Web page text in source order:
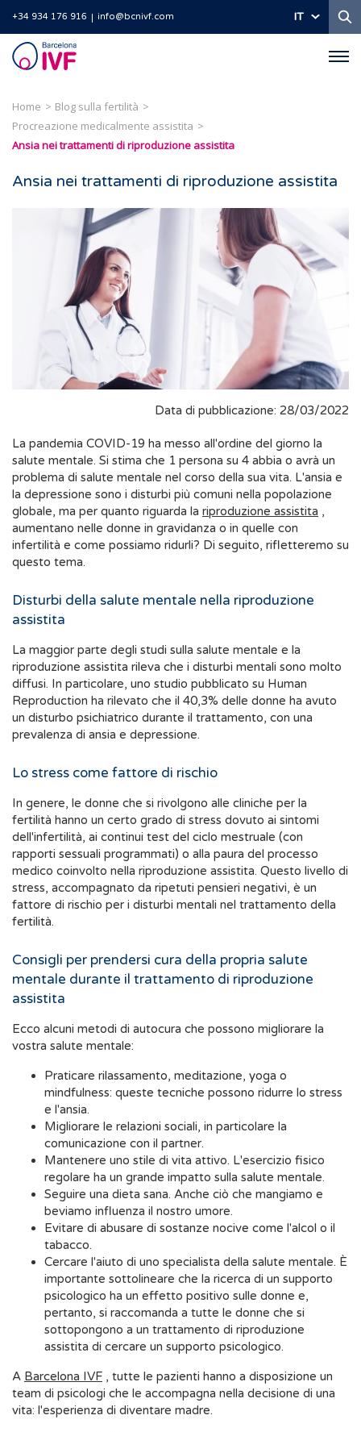
+34 934 176 916 info@bcnivf.com IT
Barcelona
IVF
Home
Blog sulla fertilità
Procreazione medicalmente assistita
Ansia nei trattamenti di riproduzione assistita
Ansia nei trattamenti di riproduzione assistita
Data di pubblicazione: 28/03/2022
La pandemia COVID-19 ha messo all'ordine del giorno la
salute mentale. Si stima che 1 persona su 4 abbia o avrà un
problema di salute mentale nel corso della sua vita. L'ansia e
la depressione sono i disturbi più comuni nella popolazione
globale, ma per quanto riguarda la riproduzione assistita ,
aumentano nelle donne in gravidanza o in quelle con
infertilità e come possiamo ridurli? Di seguito, rifletteremo su
questo tema.
Disturbi della salute mentale nella riproduzione
assistita
La maggior parte degli studi sulla salute mentale e la
riproduzione assistita rileva che i disturbi mentali sono molto
diffusi. In particolare, uno studio pubblicato su Human
Reproduction ha rilevato che il 40,3% delle donne ha avuto
un disturbo psichiatrico durante il trattamento, con una
prevalenza di ansia e depressione.
Lo stress come fattore di rischio
In genere, le donne che si rivolgono alle cliniche per la
fertilità hanno un certo grado di stress dovuto ai sintomi
dell'infertilità, ai continui test del ciclo mestruale (con
rapporti sessuali programmati) o alla paura del processo
medico coinvolto nella riproduzione assistita. Questo livello di
stress, accompagnato da ripetuti pensieri negativi, è un
fattore di rischio per i disturbi mentali nel trattamento della
fertilità.
Consigli per prendersi cura della propria salute
mentale durante il trattamento di riproduzione
assistita
Ecco alcuni metodi di autocura che possono migliorare la
vostra salute mentale:
Praticare rilassamento, meditazione, yoga o
mindfulness: queste tecniche possono ridurre lo stress
e l'ansia.
Migliorare le relazioni sociali, in particolare la
comunicazione con il partner.
Mantenere uno stile di vita attivo. L'esercizio fisico
regolare ha un grande impatto sulla salute mentale.
Seguire una dieta sana. Anche ciò che mangiamo e
beviamo influenza il nostro umore.
Evitare di abusare di sostanze nocive come l'alcol o il
tabacco.
Cercare l'aiuto di uno specialista della salute mentale. È
importante sottolineare che la ricerca di un supporto
psicologico ha un effetto positivo sulle donne e,
pertanto, si raccomanda a tutte le donne che si
sottopongono a un trattamento di riproduzione
assistita di cercare un supporto psicologico.
A Barcelona IVF , tutte le pazienti hanno a disposizione un
team di psicologi che le accompagna nella decisione di una
vita: l'esperienza di diventare madre.